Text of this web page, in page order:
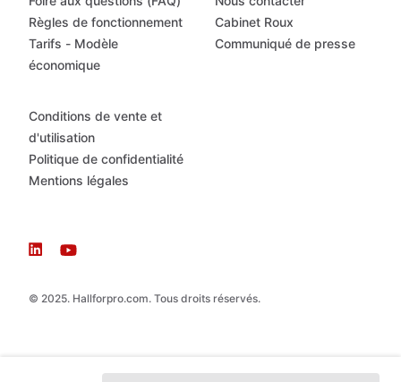
© 2025. Hallforpro.com. Tous droits réservés.
Règles de fonctionnement
Tarifs - Modèle
économique
Cabinet Roux
Communiqué de presse
Conditions de vente et
d'utilisation
Politique de confidentialité
Mentions légales